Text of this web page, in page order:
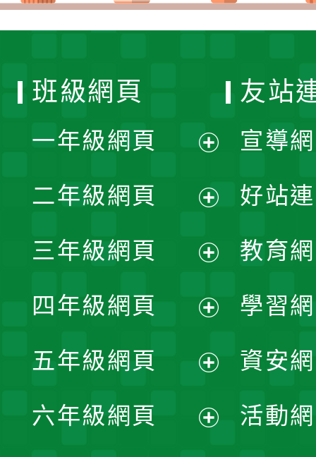
班級網頁
一年級網頁
開
選
單
二年級網頁
開
選
單
三年級網頁
開
選
單
四年級網頁
開
選
五年級網頁
開
六年級網頁
友站
宣導
好站
教育
學習
資安
活動